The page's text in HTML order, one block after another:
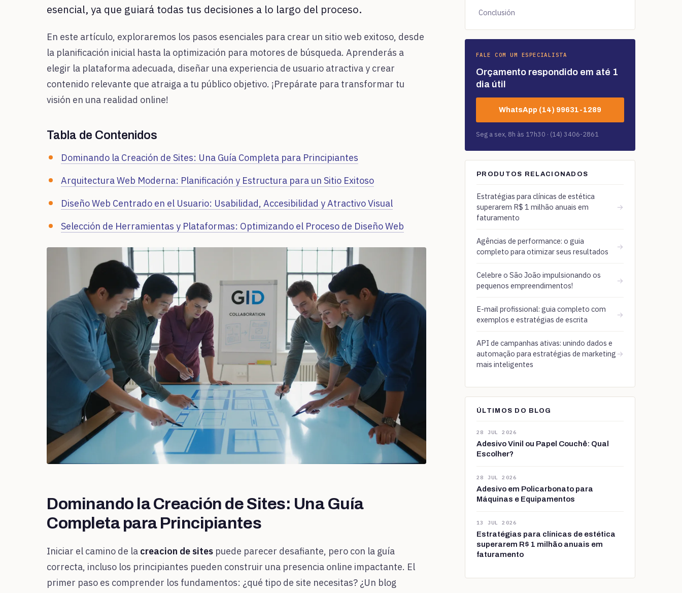
esencial, ya que guiará todas tus decisiones a lo largo del proceso.
En este artículo, exploraremos los pasos esenciales para crear un sitio web exitoso, desde
la planificación inicial hasta la optimización para motores de búsqueda. Aprenderás a
elegir la plataforma adecuada, diseñar una experiencia de usuario atractiva y crear
contenido relevante que atraiga a tu público objetivo. ¡Prepárate para transformar tu
visión en una realidad online!
Tabla de Contenidos
Dominando la Creación de Sites: Una Guía Completa para Principiantes
Arquitectura Web Moderna: Planificación y Estructura para un Sitio Exitoso
Diseño Web Centrado en el Usuario: Usabilidad, Accesibilidad y Atractivo Visual
Selección de Herramientas y Plataformas: Optimizando el Proceso de Diseño Web
Dominando la Creación de Sites: Una Guía
Completa para Principiantes
Iniciar el camino de la creacion de sites puede parecer desafiante, pero con la guía
correcta, incluso los principiantes pueden construir una presencia online impactante. El
primer paso es comprender los fundamentos: ¿qué tipo de site necesitas? ¿Un blog
Conclusión
FALE COM UM ESPECIALISTA
Orçamento respondido em até 1
dia útil
WhatsApp (14) 99631-1289
Seg a sex, 8h às 17h30 · (14) 3406-2861
PRODUTOS RELACIONADOS
Estratégias para clínicas de estética
superarem R$ 1 milhão anuais em
faturamento
→
Agências de performance: o guia
completo para otimizar seus resultados
→
Celebre o São João impulsionando os
pequenos empreendimentos!
→
E-mail profissional: guia completo com
exemplos e estratégias de escrita
→
API de campanhas ativas: unindo dados e
automação para estratégias de marketing
mais inteligentes
→
ÚLTIMOS DO BLOG
28 JUL 2026
Adesivo Vinil ou Papel Couchê: Qual
Escolher?
28 JUL 2026
Adesivo em Policarbonato para
Máquinas e Equipamentos
13 JUL 2026
Estratégias para clínicas de estética
superarem R$ 1 milhão anuais em
faturamento